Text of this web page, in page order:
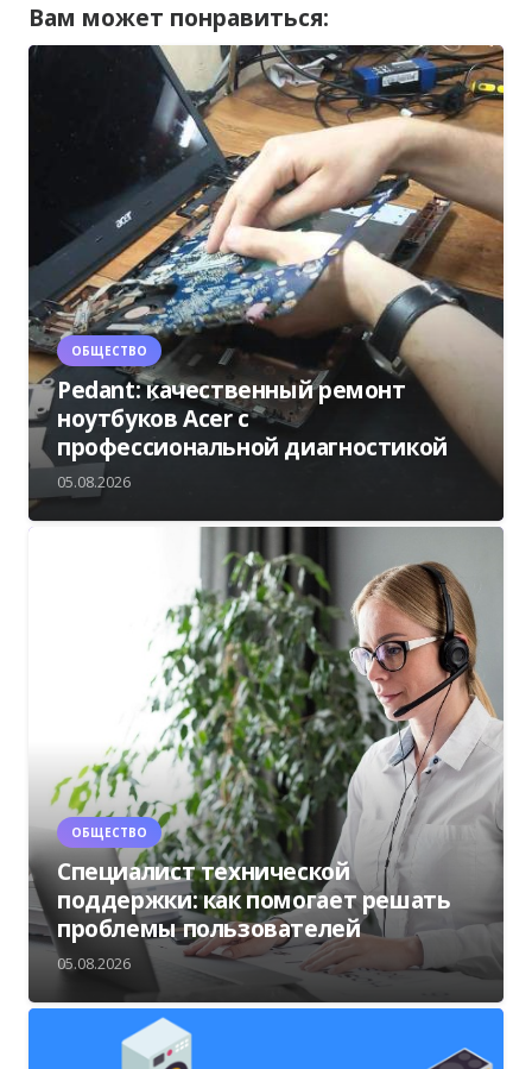
Вам может понравиться:
ОБЩЕСТВО
Pedant: качественный ремонт
ноутбуков Acer с
профессиональной диагностикой
05.08.2026
ОБЩЕСТВО
Специалист технической
поддержки: как помогает решать
проблемы пользователей
05.08.2026